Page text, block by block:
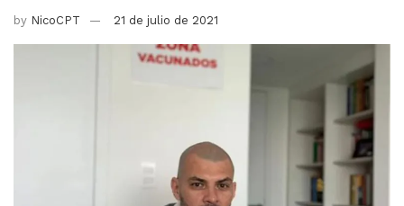
by NicoCPT 21 de julio de 2021